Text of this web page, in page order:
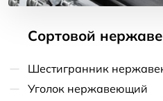
Сортовой
Шестигранник
Уголок нержавеющий